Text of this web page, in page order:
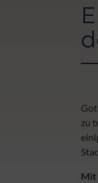
zu
Mit